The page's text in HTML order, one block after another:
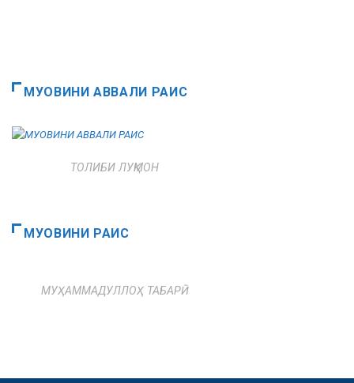
МУОВИНИ АВВАЛИ РАИС
ТОЛИБИ ЛУҚМОН
МУОВИНИ РАИС
МУҲАММАДУЛЛОҲ ТАБАРӢ